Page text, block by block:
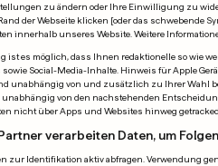
Juni Juli
zu ändern oder Ihre Einwilligung zu
der Webseite klicken [oder das schwebende
innerhalb unseres Website. Weitere
ist es möglich, dass Ihnen redaktionelle so wie
sowie Social-Media-Inhalte. Hinweis für Apple
unabhängig von und zusätzlich zu Ihrer Wahl
von den nachstehenden
nicht über Apps und Websites hinweg getracked.
verarbeiten Daten, um
zur Identifikation aktiv abfragen. Verwendung